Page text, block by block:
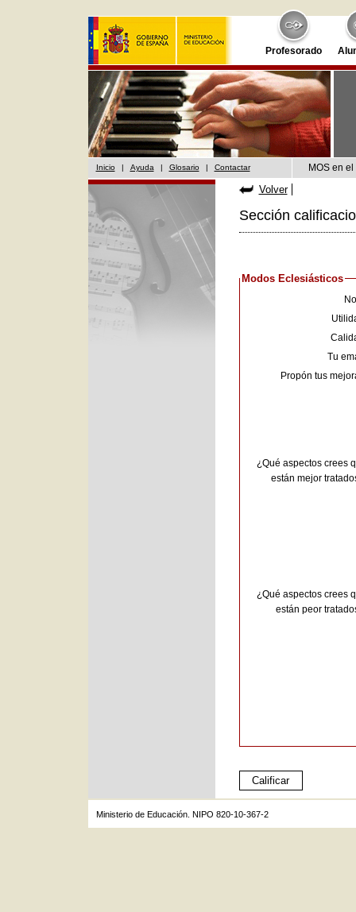
Profesorado
Inicio | Ayuda | Glosario | Contactar MOS en
Volver
Sección
Modos Eclesiásticos
Tu
Propón tus
¿Qué aspectos crees
están mejor
¿Qué aspectos crees
están peor
Ministerio de Educación. NIPO 820-10-367-2